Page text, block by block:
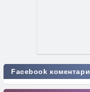
Facebook коментари